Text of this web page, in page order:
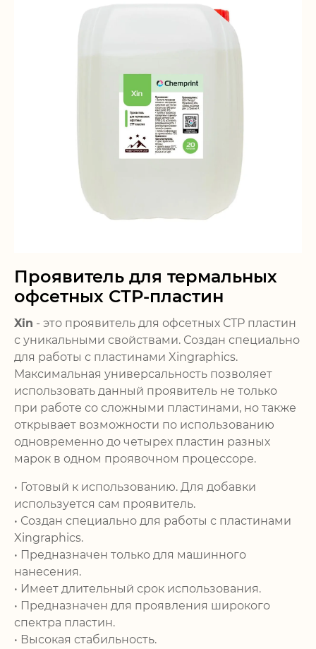
Проявитель для термальных
офсетных СТР-пластин
Xin - это проявитель для офсетных СТР пластин
с уникальными свойствами. Создан специально
для работы с пластинами Xingraphics.
Максимальная универсальность позволяет
использовать данный проявитель не только
при работе со сложными пластинами, но также
открывает возможности по использованию
одновременно до четырех пластин разных
марок в одном проявочном процессоре.
• Готовый к использованию. Для добавки
используется сам проявитель.
• Создан специально для работы с пластинами
Xingraphics.
• Предназначен только для машинного
нанесения.
• Имеет длительный срок использования.
• Предназначен для проявления широкого
спектра пластин.
• Высокая стабильность.